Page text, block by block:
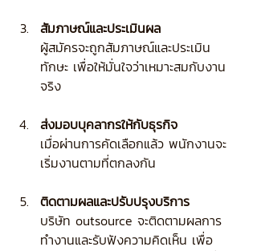
สัมภาษณ์และประเมินผล
ผู้สมัครจะถูกสัมภาษณ์และประเมิน
ทักษะ เพื่อให้มั่นใจว่าเหมาะสมกับงาน
จริง
ส่งมอบบุคลากรให้กับธุรกิจ
เมื่อผ่านการคัดเลือกแล้ว พนักงานจะ
เริ่มงานตามที่ตกลงกัน
ติดตามผลและปรับปรุงบริการ
บริษัท outsource จะติดตามผลการ
ทำงานและรับฟังความคิดเห็น เพื่อ